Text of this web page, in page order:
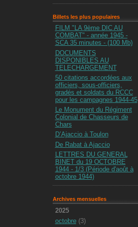
Billets les plus populaires
FILM "LA 9ème DIC AU
COMBAT" - année 1945 -
SCA 35 minutes - (100 Mb)
DOCUMENTS
DISPONIBLES AU
TELECHARGEMENT
50 citations accordées aux
officiers, sous-officiers,
gradés et soldats du RCCC
pour les campagnes 1944-45
Le Monument du Régiment
Colonial de Chasseurs de
Chars
D’Ajaccio à Toulon
De Rabat à Ajaccio
LETTRES DU GENERAL
BINET du 19 OCTOBRE
1944 - 1/3 (Période d'août à
octobre 1944)
Archives mensuelles
2025
octobre(3)